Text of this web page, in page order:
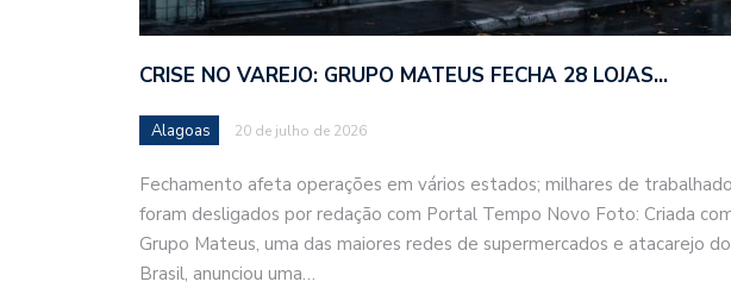
CRISE NO VAREJO: GRUPO MATEUS FECHA 28 LOJAS…
Alagoas 20 de julho de 2026
Fechamento afeta operações em vários estados; milhares de
foram desligados por redação com Portal Tempo Novo Foto: Criada
Grupo Mateus, uma das maiores redes de supermercados e atacarejo do
Brasil, anunciou uma…